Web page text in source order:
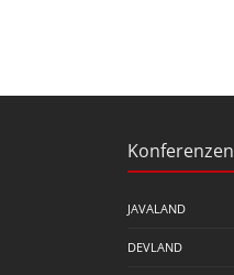
Konferenzen
JAVALAND
DEVLAND